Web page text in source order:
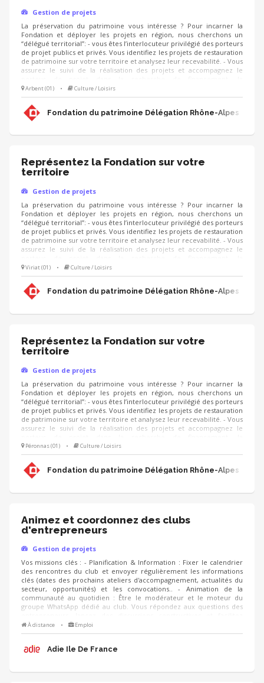
Gestion de projets
La préservation du patrimoine vous intéresse ? Pour incarner la
Fondation et déployer les projets en région, nous cherchons un
“délégué territorial”: - vous êtes l’interlocuteur privilégié des porteurs
de projet publics et privés. Vous identifiez les projets de restauration
de patrimoine sur votre territoire et analysez leur recevabilité. - Vous
assurez le suivi de la réalisation des projets et accompagnez le
communication, l'animation de sa collecte, jusqu'à la clôture du
projet. - Vous contribuez au développement des adhésions et des
ressources (mécènes, donateurs, partenariats, etc.) pour pérenniser
les actions de la Fondation.
Arbent (01) • Culture / Loisirs
Fondation du patrimoine Délégation Rhône-Alpes
Représentez la Fondation sur votre
territoire
Gestion de projets
La préservation du patrimoine vous intéresse ? Pour incarner la
Fondation et déployer les projets en région, nous cherchons un
“délégué territorial”: - vous êtes l’interlocuteur privilégié des porteurs
de projet publics et privés. Vous identifiez les projets de restauration
de patrimoine sur votre territoire et analysez leur recevabilité. - Vous
assurez le suivi de la réalisation des projets et accompagnez le
communication, l'animation de sa collecte, jusqu'à la clôture du
projet. - Vous contribuez au développement des adhésions et des
ressources (mécènes, donateurs, partenariats, etc.) pour pérenniser
les actions de la Fondation.
Viriat (01) • Culture / Loisirs
Fondation du patrimoine Délégation Rhône-Alpes
Représentez la Fondation sur votre
territoire
Gestion de projets
La préservation du patrimoine vous intéresse ? Pour incarner la
Fondation et déployer les projets en région, nous cherchons un
“délégué territorial”: - vous êtes l’interlocuteur privilégié des porteurs
de projet publics et privés. Vous identifiez les projets de restauration
de patrimoine sur votre territoire et analysez leur recevabilité. - Vous
assurez le suivi de la réalisation des projets et accompagnez le
communication, l'animation de sa collecte, jusqu'à la clôture du
projet. - Vous contribuez au développement des adhésions et des
ressources (mécènes, donateurs, partenariats, etc.) pour pérenniser
les actions de la Fondation.
Péronnas (01) • Culture / Loisirs
Fondation du patrimoine Délégation Rhône-Alpes
Animez et coordonnez des clubs
d'entrepreneurs
Gestion de projets
Vos missions clés : - Planification & Information : Fixer le calendrier
des rencontres du club et envoyer régulièrement les informations
clés (dates des prochains ateliers d'accompagnement, actualités du
secteur, opportunités) et les convocations.. - Animation de la
communauté au quotidien : Être le modérateur et le moteur du
groupe WhatsApp dédié au club. Vous répondez aux questions des
l'entraide entre les membres. - Suivi et Qualité : Suivre le niveau
d'engagement des membres du club, analyser les retours via des
nouvelles thématiques de rencontres.
À distance • Emploi
Adie Ile De France